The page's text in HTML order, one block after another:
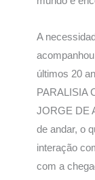
A
últimos 20
PARALISIA
JORGE DE
de andar, o
interação
com a